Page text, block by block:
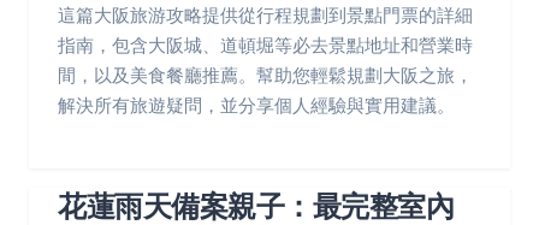
這篇大阪旅游攻略提供從行程規劃到景點門票的詳細
指南，包含大阪城、道頓堀等必去景點地址和營業時
間，以及美食餐廳推薦。幫助您輕鬆規劃大阪之旅，
解決所有旅遊疑問，並分享個人經驗與實用建議。
花蓮雨天備案親子：最完整室內